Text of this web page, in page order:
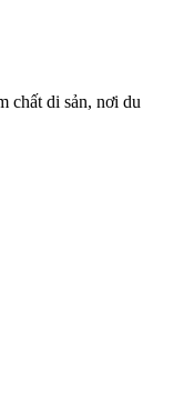
chất di sản, nơi du